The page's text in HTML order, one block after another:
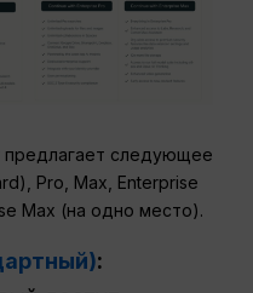
следующее
Pro, Max, Enterprise
Max (на одно место).
: